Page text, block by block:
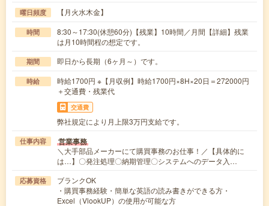
曜日頻度 【月火水木金】
時間
8:30～17:30(休憩60分)【残業】10時間／月間【詳細】残業
は月10時間程の想定です。
期間 即日から長期（6ヶ月～）です。
時給
時給1700円 ※【月収例】時給1700円×8H×20日＝272000円
＋交通費・残業代
交通費
弊社規定により月上限3万円支給です。
仕事内容 営業事務
＼大手部品メーカーにて購買事務のお仕事！／【具体的に
は…】〇発注処理〇納期管理〇システムへのデータ入…
応募資格
ブランクOK
・購買事務経験・簡単な英語の読み書きができる方・
Excel（VlookUP）の使用が可能な方